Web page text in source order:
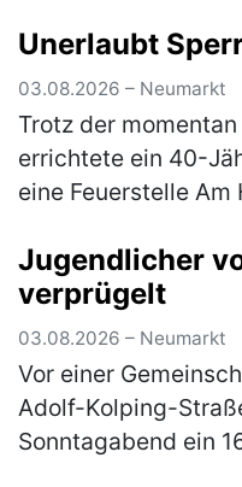
geparkten,
Fahrzeugseite…
Unerlaubt
03.08.2026 – Neumarkt
Trotz der
errichtete ein 40-
eine Feuerstelle Am
Feuer wieder
(mehr)
Jugendlicher
verprügelt
03.08.2026 – Neumarkt
Vor einer
Adolf-Kolping-
Sonntagabend ein